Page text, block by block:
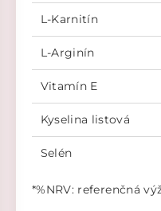
L-Karnitín
L-Arginín
Vitamín E
Kyselina listová
Selén
*%NRV: referenčná